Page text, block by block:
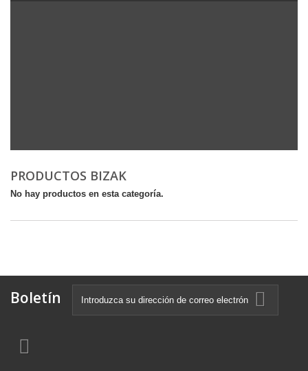
PRODUCTOS BIZAK
No hay productos en esta categoría.
Boletín